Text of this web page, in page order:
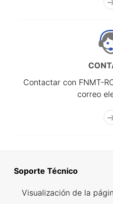
Contactar con FNMT-
correo
Soporte Técnico
Visualización de la